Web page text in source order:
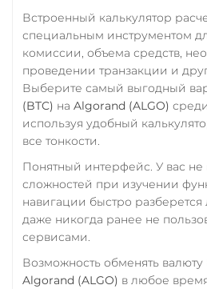
Встроенный калькулятор
специальным инструментом
комиссии, объема средств,
проведении транзакции и
Выберите самый выгодный
(BTC) на Algorand (ALGO)
используя удобный
все тонкости.
Понятный интерфейс. У вас не
сложностей при изучении
навигации быстро разберется
даже никогда ранее не
сервисами.
Возможность обменять валюту
Algorand (ALGO) в любое